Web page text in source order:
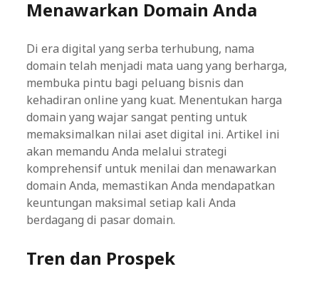
Menawarkan Domain Anda
Di era digital yang serba terhubung, nama
domain telah menjadi mata uang yang berharga,
membuka pintu bagi peluang bisnis dan
kehadiran online yang kuat. Menentukan harga
domain yang wajar sangat penting untuk
memaksimalkan nilai aset digital ini. Artikel ini
akan memandu Anda melalui strategi
komprehensif untuk menilai dan menawarkan
domain Anda, memastikan Anda mendapatkan
keuntungan maksimal setiap kali Anda
berdagang di pasar domain.
Tren dan Prospek